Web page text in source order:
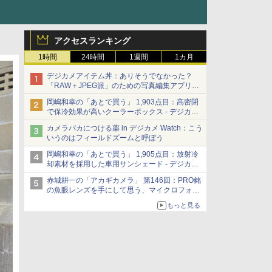
アクセスランキング
1時間 24時間 1週間 1カ月
デジカメアイテム丼：ありそうでなかった？
「RAW＋JPEG派」のための写真編集アプリ
カメラデフォルトのJPEGを大切にする
「Filmator」
岡嶋和幸の「あとで買う」 1,903点目：高密閉
で保冷効果が高いクーラーボックス - デジカメ
Watch
カメラバカにつける薬 in デジカメ Watch：こう
いうのはフィールドズームと呼ぼう
岡嶋和幸の「あとで買う」 1,905点目：放射冷
却素材を採用した車用サンシェード - デジカメ
Watch
赤城耕一の「アカギカメラ」 第146回：PRO銘
の魚眼レンズを手にして思う、マイクロフォー
もっと見る